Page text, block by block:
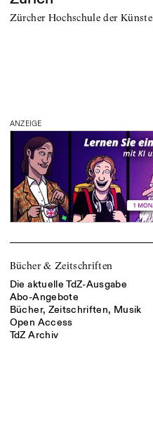
Zürcher Hochschule der Künste
ANZEIGE
Bücher & Zeitschriften
Die aktuelle TdZ-Ausgabe
Abo-Angebote
Bücher, Zeitschriften, Musik
Open Access
TdZ Archiv